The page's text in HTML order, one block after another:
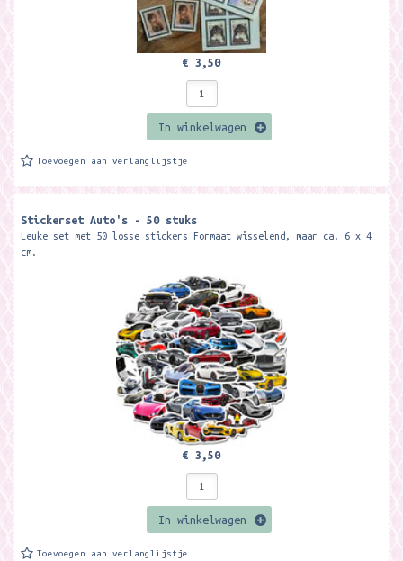
€ 3,50
In winkelwagen
Toevoegen aan verlanglijstje
Stickerset Auto's - 50 stuks
Leuke set met 50 losse stickers Formaat wisselend, maar ca. 6 x 4
cm.
€ 3,50
In winkelwagen
Toevoegen aan verlanglijstje